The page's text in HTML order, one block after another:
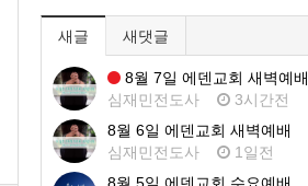
새글 새댓글
8월 7일 에덴교회 새벽예배
심재민전도사
3시간전
8월 6일 에덴교회 새벽예배
심재민전도사
1일전
8월 5일 에덴교회 수요예배